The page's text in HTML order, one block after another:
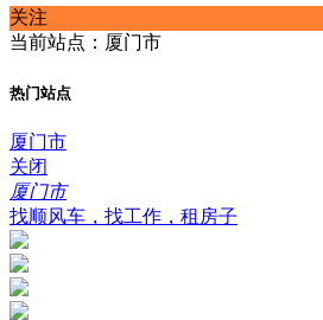
关注
当前站点：厦门市
热门站点
厦门市
关闭
厦门市
找顺风车，找工作，租房子